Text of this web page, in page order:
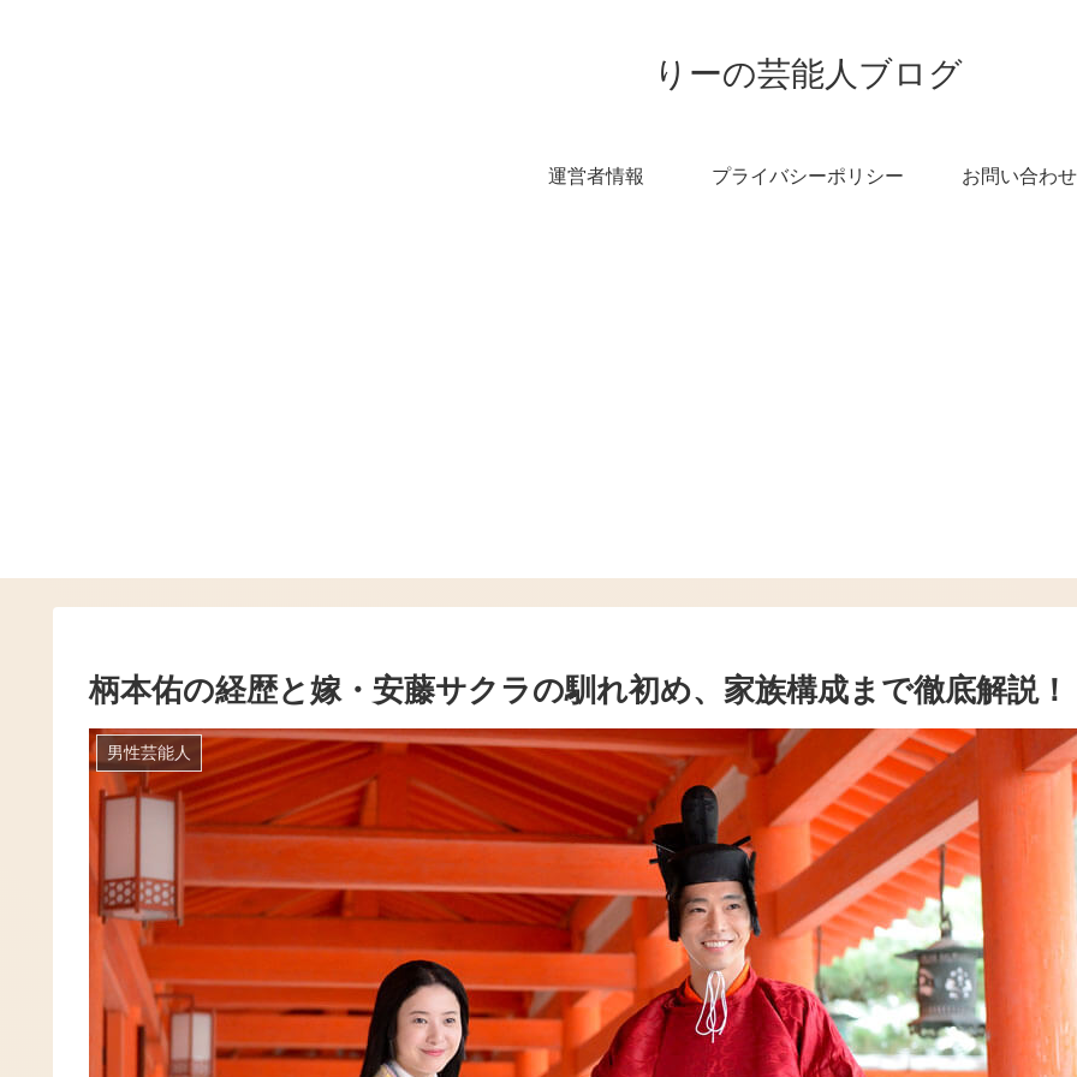
りーの芸能人ブログ
運営者情報 プライバシーポリシー お問い合わせ
柄本佑の経歴と嫁・安藤サクラの馴れ初め、家族構成まで徹底解説！
男性芸能人